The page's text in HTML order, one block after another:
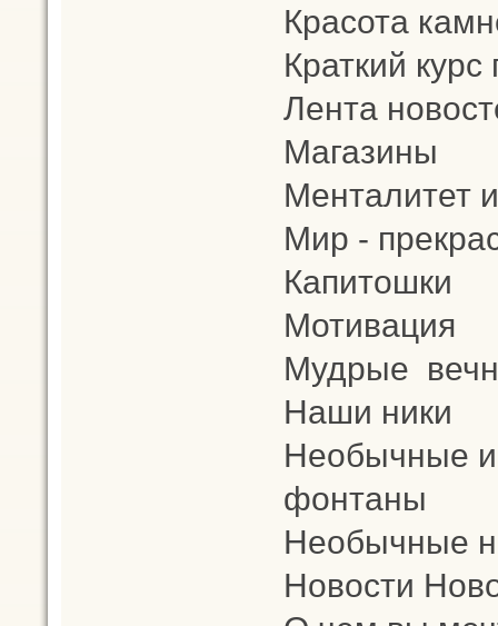
Красота
Краткий
Лента
Магазины
Менталитет
Мир -
Капитошки
Мотивация
Мудрые
Наши ники
Необычные
фонтаны
Необычные
Новости